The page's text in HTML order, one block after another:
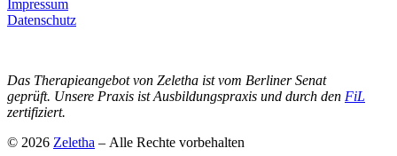
Impressum
Datenschutz
Das Therapieangebot von Zeletha ist vom Berliner Senat
geprüft. Unsere Praxis ist Ausbildungspraxis und durch den FiL
zertifiziert.
© 2026 Zeletha – Alle Rechte vorbehalten